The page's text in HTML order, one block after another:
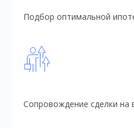
Подбор оптимальной
Сопровождение сделки на